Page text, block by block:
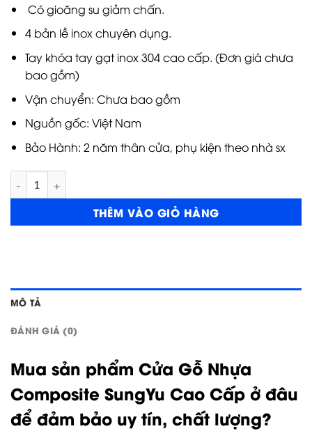
Có gioăng su giảm chấn.
4 bản lề inox chuyên dụng.
Tay khóa tay gạt inox 304 cao cấp. (Đơn giá chưa
bao gồm)
Vận chuyển: Chưa bao gồm
Nguồn gốc: Việt Nam
Bảo Hành: 2 năm thân cửa, phụ kiện theo nhà sx
Cửa nhựa composite P1R4a số lượng
THÊM VÀO GIỎ HÀNG
MÔ TẢ
ĐÁNH GIÁ (0)
Mua sản phẩm Cửa Gỗ Nhựa
Composite SungYu Cao Cấp ở đâu
để đảm bảo uy tín, chất lượng?